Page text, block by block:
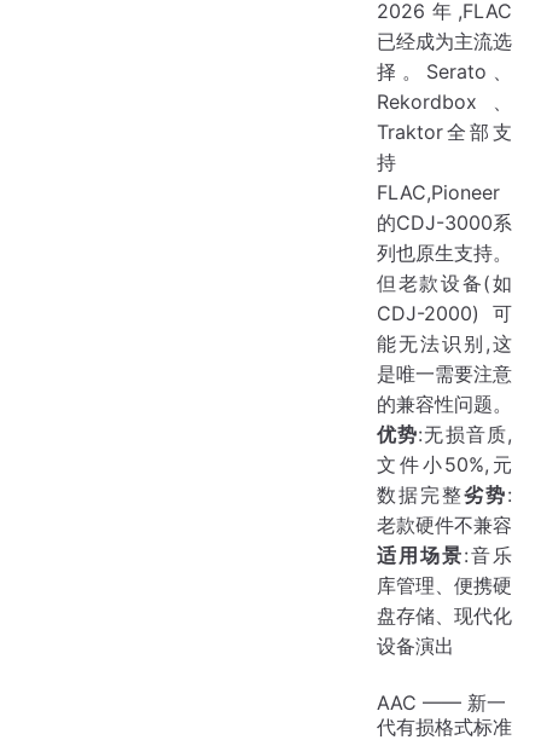
2026年,FLAC
已经成为主流选
择。Serato、
Rekordbox、
Traktor全部支
持
FLAC,Pioneer
的CDJ-3000系
列也原生支持。
但老款设备(如
CDJ-2000)可
能无法识别,这
是唯一需要注意
的兼容性问题。
优势:无损音质,
文件小50%,元
数据完整劣势:
老款硬件不兼容
适用场景:音乐
库管理、便携硬
盘存储、现代化
设备演出
AAC —— 新一
代有损格式标准